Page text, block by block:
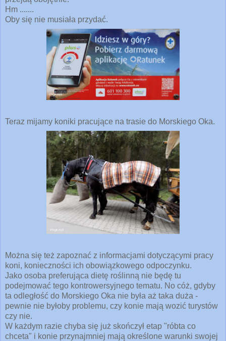
Hm .......
Oby się nie musiała przydać.
Teraz mijamy koniki pracujące na trasie do Morskiego Oka.
Można się też zapoznać z informacjami dotyczącymi pracy
koni, konieczności ich obowiązkowego odpoczynku.
Jako osoba preferująca dietę roślinną nie będę tu
podejmować tego kontrowersyjnego tematu. No cóż, gdyby
ta odległość do Morskiego Oka nie była aż taka duża -
pewnie nie byłoby problemu, czy konie mają wozić turystów
czy nie.
W każdym razie chyba się już skończył etap "róbta co
chceta" i konie przynajmniej mają określone warunki swojej